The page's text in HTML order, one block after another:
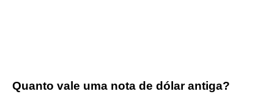
Quanto vale uma nota de dólar antiga?